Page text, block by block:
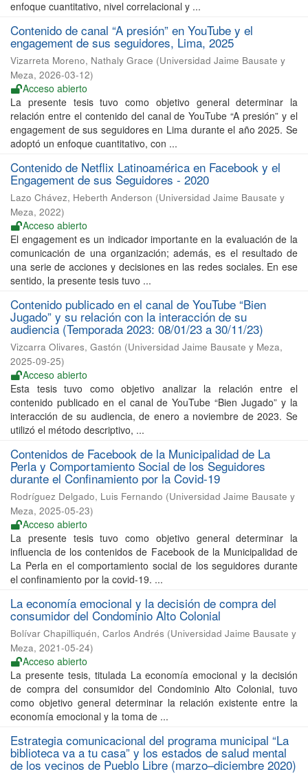
enfoque cuantitativo, nivel correlacional y ...
Contenido de canal “A presión” en YouTube y el
engagement de sus seguidores, Lima, 2025
Vizarreta Moreno, Nathaly Grace (Universidad Jaime Bausate y
Meza, 2026-03-12)
Acceso abierto
La presente tesis tuvo como objetivo general determinar la
relación entre el contenido del canal de YouTube “A presión” y el
engagement de sus seguidores en Lima durante el año 2025. Se
adoptó un enfoque cuantitativo, con ...
Contenido de Netflix Latinoamérica en Facebook y el
Engagement de sus Seguidores - 2020
Lazo Chávez, Heberth Anderson (Universidad Jaime Bausate y
Meza, 2022)
Acceso abierto
El engagement es un indicador importante en la evaluación de la
comunicación de una organización; además, es el resultado de
una serie de acciones y decisiones en las redes sociales. En ese
sentido, la presente tesis tuvo ...
Contenido publicado en el canal de YouTube “Bien
Jugado” y su relación con la interacción de su
audiencia (Temporada 2023: 08/01/23 a 30/11/23)
Vizcarra Olivares, Gastón (Universidad Jaime Bausate y Meza,
2025-09-25)
Acceso abierto
Esta tesis tuvo como objetivo analizar la relación entre el
contenido publicado en el canal de YouTube “Bien Jugado” y la
interacción de su audiencia, de enero a noviembre de 2023. Se
utilizó el método descriptivo, ...
Contenidos de Facebook de la Municipalidad de La
Perla y Comportamiento Social de los Seguidores
durante el Confinamiento por la Covid-19
Rodríguez Delgado, Luis Fernando (Universidad Jaime Bausate y
Meza, 2025-05-23)
Acceso abierto
La presente tesis tuvo como objetivo general determinar la
influencia de los contenidos de Facebook de la Municipalidad de
La Perla en el comportamiento social de los seguidores durante
el confinamiento por la covid-19. ...
La economía emocional y la decisión de compra del
consumidor del Condominio Alto Colonial
Bolívar Chapilliquén, Carlos Andrés (Universidad Jaime Bausate y
Meza, 2021-05-24)
Acceso abierto
La presente tesis, titulada La economía emocional y la decisión
de compra del consumidor del Condominio Alto Colonial, tuvo
como objetivo general determinar la relación existente entre la
economía emocional y la toma de ...
Estrategia comunicacional del programa municipal “La
biblioteca va a tu casa” y los estados de salud mental
de los vecinos de Pueblo Libre (marzo–diciembre 2020)